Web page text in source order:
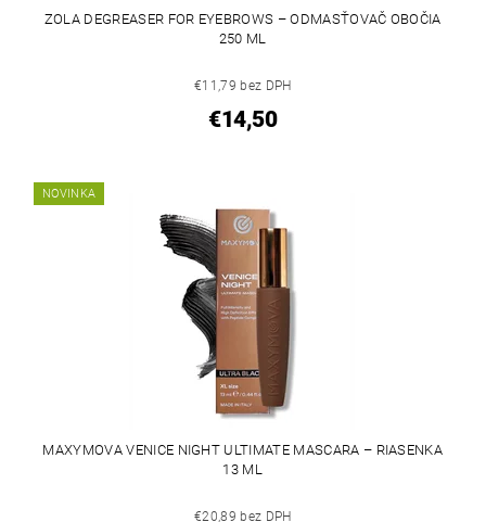
ZOLA DEGREASER FOR EYEBROWS – ODMASŤOVAČ OBOČIA
250 ML
€11,79 bez DPH
€14,50
NOVINKA
MAXYMOVA VENICE NIGHT ULTIMATE MASCARA – RIASENKA
13 ML
€20,89 bez DPH